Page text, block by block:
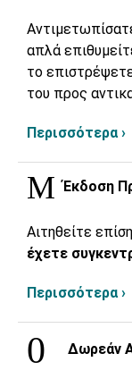
απλά
το
του προς
Περισσότερα ›
Έκδοση
Αιτηθείτε
έχετε
Περισσότερα ›
Δωρεάν